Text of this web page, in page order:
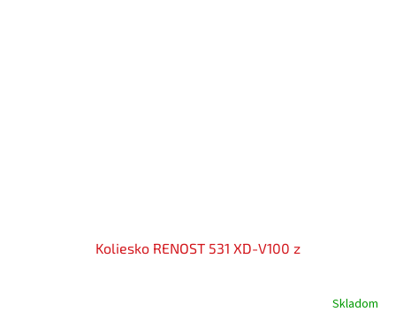
Koliesko RENOST 531 XD-V100 z
Skladom